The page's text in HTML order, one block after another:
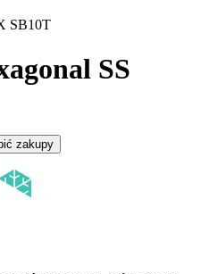
SB10T
SS
zakupy